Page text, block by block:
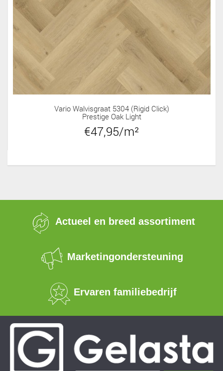
Vario Walvisgraat 5304 (rigid Click)
Prestige Oak Light
€47,95/m²
Actueel en breed assortiment
Marketingondersteuning
Ervaren familiebedrijf